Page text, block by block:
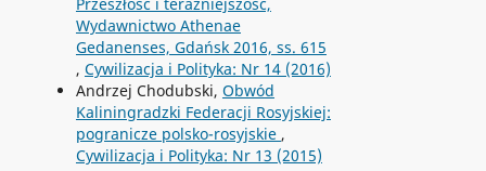
Wydawnictwo Athenae
Gedanenses, Gdańsk 2016, ss. 615
, Cywilizacja i Polityka: Nr 14 (2016)
Andrzej Chodubski, Obwód
Kaliningradzki Federacji Rosyjskiej:
pogranicze polsko-rosyjskie ,
Cywilizacja i Polityka: Nr 13 (2015)